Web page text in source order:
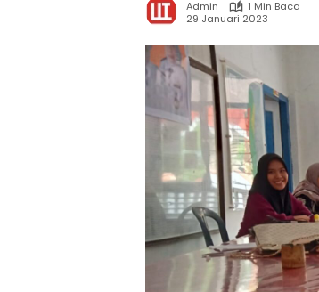
Admin
1 Min Baca
29 Januari 2023